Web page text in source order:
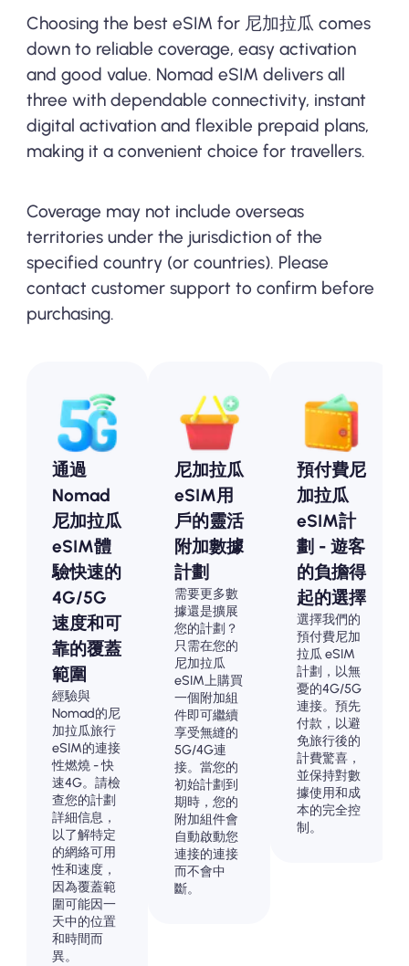
Choosing the best eSIM for 尼加拉瓜 comes
down to reliable coverage, easy activation
and good value. Nomad eSIM delivers all
three with dependable connectivity, instant
digital activation and flexible prepaid plans,
making it a convenient choice for travellers.
Coverage may not include overseas
territories under the jurisdiction of the
specified country (or countries). Please
contact customer support to confirm before
purchasing.
通過
Nomad
尼加拉瓜
eSIM體
驗快速的
4G/5G
速度和可
靠的覆蓋
範圍
經驗與
Nomad的尼
加拉瓜旅行
eSIM的連接
性燃燒 - 快
速4G。請檢
查您的計劃
詳細信息，
以了解特定
的網絡可用
性和速度，
因為覆蓋範
圍可能因一
天中的位置
和時間而
異。
尼加拉瓜
eSIM用
戶的靈活
附加數據
計劃
需要更多數
據還是擴展
您的計劃？
只需在您的
尼加拉瓜
eSIM上購買
一個附加組
件即可繼續
享受無縫的
5G/4G連
接。當您的
初始計劃到
期時，您的
附加組件會
自動啟動您
連接的連接
而不會中
斷。
預付費尼
加拉瓜
eSIM計
劃 - 遊客
的負擔得
起的選擇
選擇我們的
預付費尼加
拉瓜 eSIM
計劃，以無
憂的4G/5G
連接。預先
付款，以避
免旅行後的
計費驚喜，
並保持對數
據使用和成
本的完全控
制。